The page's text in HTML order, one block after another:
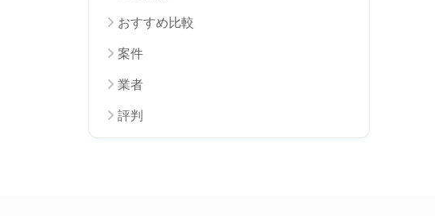
おすすめ比較
案件
業者
評判